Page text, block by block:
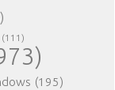
(111)
(195)